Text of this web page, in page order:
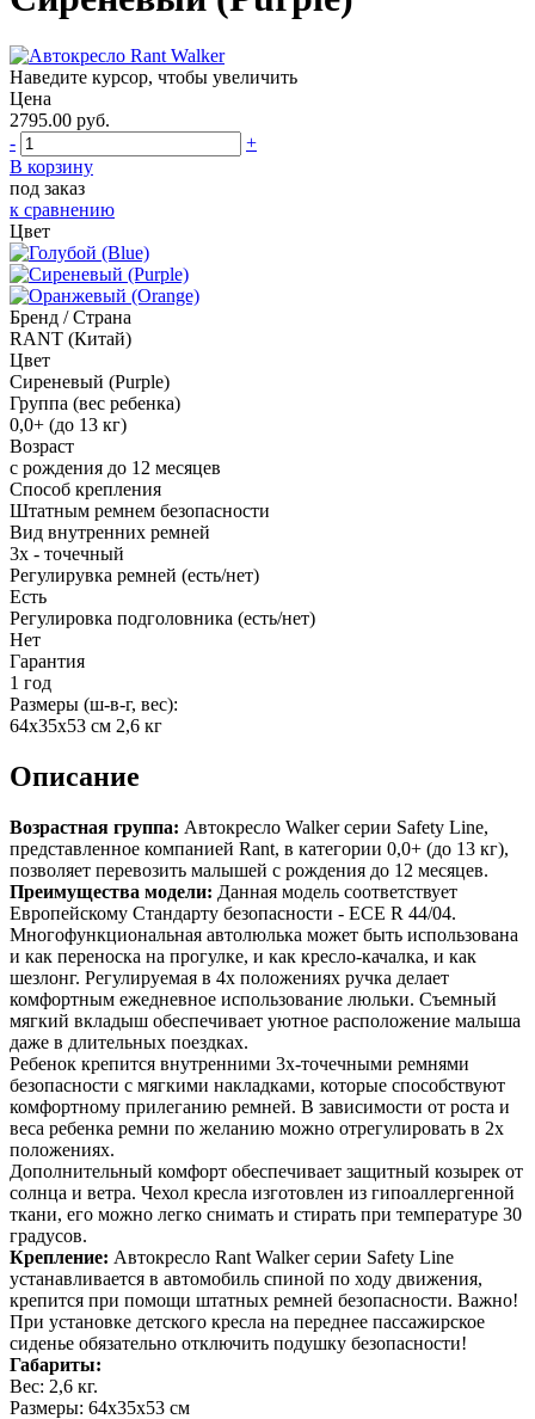
Наведите курсор, чтобы увеличить
Цена
2795.00 руб.
-
+
В корзину
под заказ
к сравнению
Цвет
Бренд / Страна
RANT (Китай)
Цвет
Сиреневый (Purple)
Группа (вес ребенка)
0,0+ (до 13 кг)
Возраст
с рождения до 12 месяцев
Способ крепления
Штатным ремнем безопасности
Вид внутренних ремней
3х - точечный
Регулирувка ремней (есть/нет)
Есть
Регулировка подголовника (есть/нет)
Нет
Гарантия
1 год
Размеры (ш-в-г, вес):
64x35x53 см 2,6 кг
Описание
Возрастная группа: Автокресло Walker серии Safety Line,
представленное компанией Rant, в категории 0,0+ (до 13 кг),
позволяет перевозить малышей с рождения до 12 месяцев.
Преимущества модели: Данная модель соответствует
Европейскому Стандарту безопасности - ECE R 44/04.
Многофункциональная автолюлька может быть использована
и как переноска на прогулке, и как кресло-качалка, и как
шезлонг. Регулируемая в 4х положениях ручка делает
комфортным ежедневное использование люльки. Съемный
мягкий вкладыш обеспечивает уютное расположение малыша
даже в длительных поездках.
Ребенок крепится внутренними 3х-точечными ремнями
безопасности с мягкими накладками, которые способствуют
комфортному прилеганию ремней. В зависимости от роста и
веса ребенка ремни по желанию можно отрегулировать в 2х
положениях.
Дополнительный комфорт обеспечивает защитный козырек от
солнца и ветра. Чехол кресла изготовлен из гипоаллергенной
ткани, его можно легко снимать и стирать при температуре 30
градусов.
Крепление: Автокресло Rant Walker серии Safety Line
устанавливается в автомобиль спиной по ходу движения,
крепится при помощи штатных ремней безопасности. Важно!
При установке детского кресла на переднее пассажирское
сиденье обязательно отключить подушку безопасности!
Габариты:
Вес: 2,6 кг.
Размеры: 64x35x53 см